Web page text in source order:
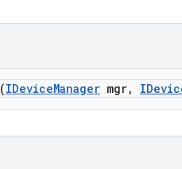
(IDeviceManager mgr,